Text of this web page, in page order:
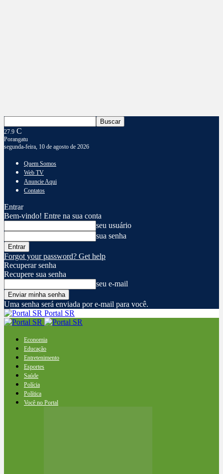
27.9 C
Porangatu
segunda-feira, 10 de agosto de 2026
Quem Somos
Web TV
Anuncie Aqui
Contatos
Entrar
Bem-vindo! Entre na sua conta
seu usuário
sua senha
Forgot your password? Get help
Recuperar senha
Recupere sua senha
seu e-mail
Uma senha será enviada por e-mail para você.
Portal SR
Economia
Educação
Entretenimento
Esportes
Saúde
Polícia
Política
Você no Portal